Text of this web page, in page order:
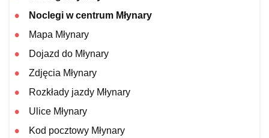
Noclegi w centrum Młynary
Mapa Młynary
Dojazd do Młynary
Zdjęcia Młynary
Rozkłady jazdy Młynary
Ulice Młynary
Kod pocztowy Młynary